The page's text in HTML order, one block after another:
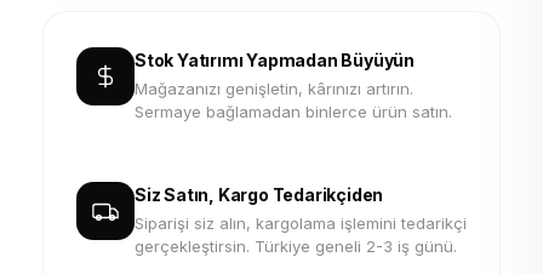
Stok Yatırımı Yapmadan Büyüyün
Mağazanızı genişletin, kârınızı artırın.
Sermaye bağlamadan binlerce ürün satın.
Siz Satın, Kargo Tedarikçiden
Siparişi siz alın, kargolama işlemini tedarikçi
gerçekleştirsin. Türkiye geneli 2-3 iş günü.